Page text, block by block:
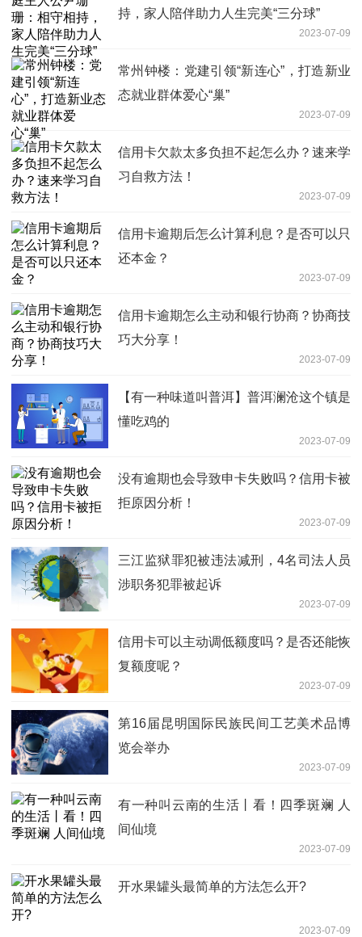
持，家人陪伴助力人生完美“三分球”
2023-07-09
常州钟楼：党建引领“新连心”，打造新业
态就业群体爱心“巢”
2023-07-09
信用卡欠款太多负担不起怎么办？速来学
习自救方法！
2023-07-09
信用卡逾期后怎么计算利息？是否可以只
还本金？
2023-07-09
信用卡逾期怎么主动和银行协商？协商技
巧大分享！
2023-07-09
【有一种味道叫普洱】普洱澜沧这个镇是
懂吃鸡的
2023-07-09
没有逾期也会导致申卡失败吗？信用卡被
拒原因分析！
2023-07-09
三江监狱罪犯被违法减刑，4名司法人员
涉职务犯罪被起诉
2023-07-09
信用卡可以主动调低额度吗？是否还能恢
复额度呢？
2023-07-09
第16届昆明国际民族民间工艺美术品博
览会举办
2023-07-09
有一种叫云南的生活丨看！四季斑斓 人
间仙境
2023-07-09
开水果罐头最简单的方法怎么开?
2023-07-09